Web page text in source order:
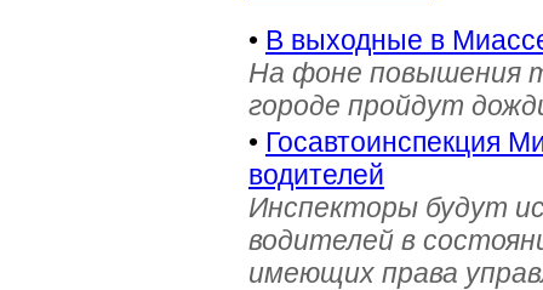
• В выходные в
На фоне повышения
городе пройдут
• Госавтоинспекция
водителей
Инспекторы будут
водителей в
имеющих права